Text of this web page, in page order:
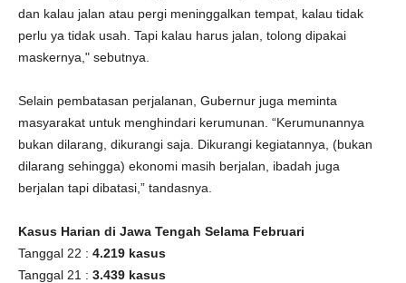
dan kalau jalan atau pergi meninggalkan tempat, kalau tidak
perlu ya tidak usah. Tapi kalau harus jalan, tolong dipakai
maskernya," sebutnya.
Selain pembatasan perjalanan, Gubernur juga meminta
masyarakat untuk menghindari kerumunan. “Kerumunannya
bukan dilarang, dikurangi saja. Dikurangi kegiatannya, (bukan
dilarang sehingga) ekonomi masih berjalan, ibadah juga
berjalan tapi dibatasi,” tandasnya.
Kasus Harian di Jawa Tengah Selama Februari
Tanggal 22 : 4.219 kasus
Tanggal 21 : 3.439 kasus